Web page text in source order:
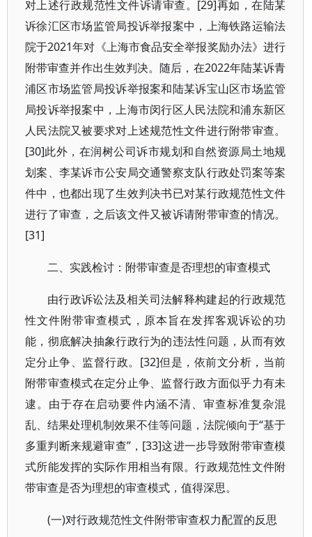
对上述行政规范性文件诉请审查。[29]再如，在陆某
诉徐汇区市场监管局投诉举报案中，上海铁路运输法
院于2021年对《上海市食品安全举报奖励办法》进行
附带审查并作出生效判决。随后，在2022年陆某诉青
浦区市场监管局投诉举报案和陆某诉宝山区市场监管
局投诉举报案中，上海市闵行区人民法院和浦东新区
人民法院又被要求对上述规范性文件进行附带审查。
[30]此外，在润树公司诉市规划和自然资源局土地规
划案、李某诉市公安局交通警察支队行政处罚案等案
件中，也都出现了生效判决书已对某行政规范性文件
进行了审查，之后该文件又被诉请附带审查的情况。
[31]
二、实践检讨：附带审查是否理想的审查模式
由行政诉讼法及相关司法解释构建起的行政规范
性文件附带审查模式，原本旨在发挥客观诉讼的功
能，彻底解决抽象行政行为的违法性问题，从而有效
定分止争、监督行政。[32]但是，依前文分析，当前
附带审查模式在定分止争、监督行政方面似乎力有未
逮。由于存在启动要件内涵不清、审查标准复杂混
乱、结果处理机制效果不佳等问题，法院倾向于“基于
多重判断来规避审查”，[33]这进一步导致附带审查模
式所能发挥的实际作用相当有限。行政规范性文件附
带审查是否为理想的审查模式，值得深思。
(一)对行政规范性文件附带审查权力配置的反思